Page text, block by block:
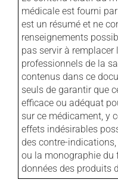
médicale est fourni
est un résumé et ne
renseignements
pas servir à remplacer
professionnels de la
contenus dans ce
seuls de garantir que
efficace ou adéquat
sur ce médicament, y
effets indésirables
des contre-
ou la monographie du
données des produits